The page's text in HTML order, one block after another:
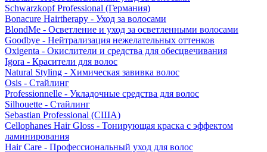
Schwarzkopf Professional (Германия)
Bonacure Hairtherapy - Уход за волосами
BlondMe - Осветление и уход за осветленными волосами
Goodbye - Нейтрализация нежелательных оттенков
Oxigenta - Окислители и средства для обесцвечивания
Igora - Красители для волос
Natural Styling - Химическая завивка волос
Osis - Стайлинг
Professionnelle - Укладочные средства для волос
Silhouette - Стайлинг
Sebastian Professional (США)
Cellophanes Hair Gloss - Тонирующая краска с эффектом
ламинирования
Hair Care - Профессиональный уход для волос